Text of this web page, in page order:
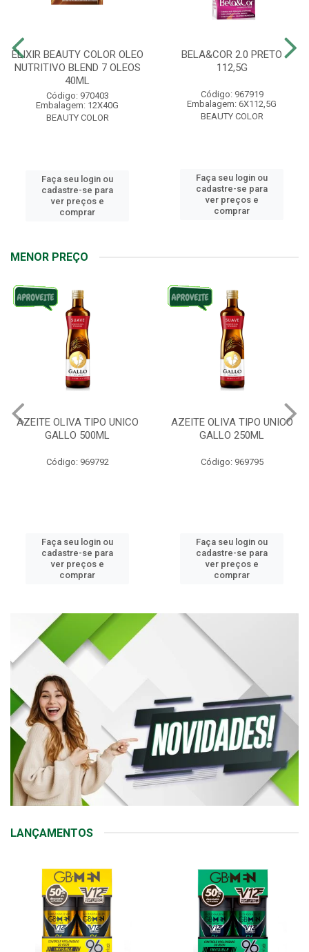
ELIXIR BEAUTY COLOR OLEO
NUTRITIVO BLEND 7 OLEOS
40ML
Código: 970403
Embalagem: 12X40G
BEAUTY COLOR
Faça seu login ou
cadastre-se para
ver preços e
comprar
BELA&COR 2.0 PRETO
112,5G
Código: 967919
Embalagem: 6X112,5G
BEAUTY COLOR
Faça seu login ou
cadastre-se para
ver preços e
comprar
MENOR PREÇO
AZEITE OLIVA TIPO UNICO
GALLO 250ML
Código: 969795
Faça seu login ou
cadastre-se para
ver preços e
comprar
AZEITE OLIVA EXTRA
VIRGEM GALLO 500ML
Código: 969796
Faça seu login ou
cadastre-se para
ver preços e
comprar
LANÇAMENTOS